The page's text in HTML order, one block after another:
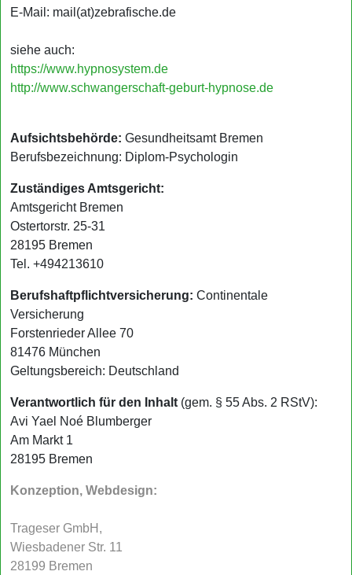
E-Mail: mail(at)zebrafische.de
siehe auch:
https://www.hypnosystem.de
http://www.schwangerschaft-geburt-hypnose.de
Aufsichtsbehörde: Gesundheitsamt Bremen
Berufsbezeichnung: Diplom-Psychologin
Zuständiges Amtsgericht:
Amtsgericht Bremen
Ostertorstr. 25-31
28195 Bremen
Tel. +494213610
Berufshaftpflichtversicherung: Continentale
Versicherung
Forstenrieder Allee 70
81476 München
Geltungsbereich: Deutschland
Verantwortlich für den Inhalt (gem. § 55 Abs. 2 RStV):
Avi Yael Noé Blumberger
Am Markt 1
28195 Bremen
Konzeption, Webdesign:
Trageser GmbH,
Wiesbadener Str. 11
28199 Bremen